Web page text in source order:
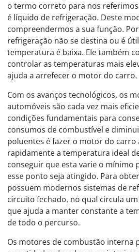
o termo correto para nos
é líquido de refrigeração. Deste
compreendermos a sua função.
refrigeração não se destina ou é
temperatura é baixa. Ele também
controlar as temperaturas mais
ajuda a arrefecer o motor do carro.
Com os avanços tecnológicos, os
automóveis são cada vez mais
condições fundamentais para
consumos de combustível e
poluentes é fazer o motor do carro
rapidamente a temperatura ideal
conseguir que esta varie o mínimo
esse ponto seja atingido. Para
possuem modernos sistemas de
circuito fechado, no qual circula
que ajuda a manter constante a
de todo o percurso.
Os motores de combustão interna